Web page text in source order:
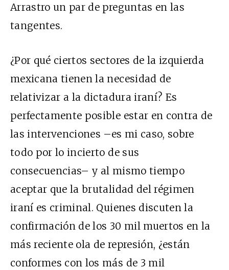
Arrastro un par de preguntas en las
tangentes.
¿Por qué ciertos sectores de la izquierda
mexicana tienen la necesidad de
relativizar a la dictadura iraní? Es
perfectamente posible estar en contra de
las intervenciones –es mi caso, sobre
todo por lo incierto de sus
consecuencias– y al mismo tiempo
aceptar que la brutalidad del régimen
iraní es criminal. Quienes discuten la
confirmación de los 30 mil muertos en la
más reciente ola de represión, ¿están
conformes con los más de 3 mil